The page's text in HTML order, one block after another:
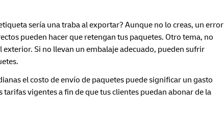
sería una traba al exportar? Aunque no lo creas, un error
pueden hacer que retengan tus paquetes. Otro tema, no
Si no llevan un embalaje adecuado, pueden sufrir
el costo de envío de paquetes puede significar un gasto
vigentes a fin de que tus clientes puedan abonar de la